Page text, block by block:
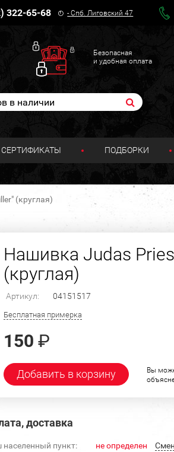
322-65-68 -Спб. Лиговский 47
Безопасная
и удобная оплата
СЕРТИФИКАТЫ ПОДБОРКИ
(круглая)
Нашивка Judas
(круглая)
Артикул: 04151517
Бесплатная примерка
150 ₽
Добавить в корзину
Вы
доставка
населенный пункт: не определен